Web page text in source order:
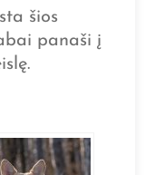
šios
panaši į